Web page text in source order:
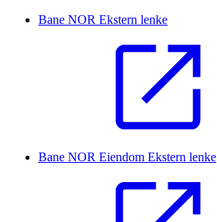
Bane NOR Ekstern lenke
Bane NOR Eiendom Ekstern lenke